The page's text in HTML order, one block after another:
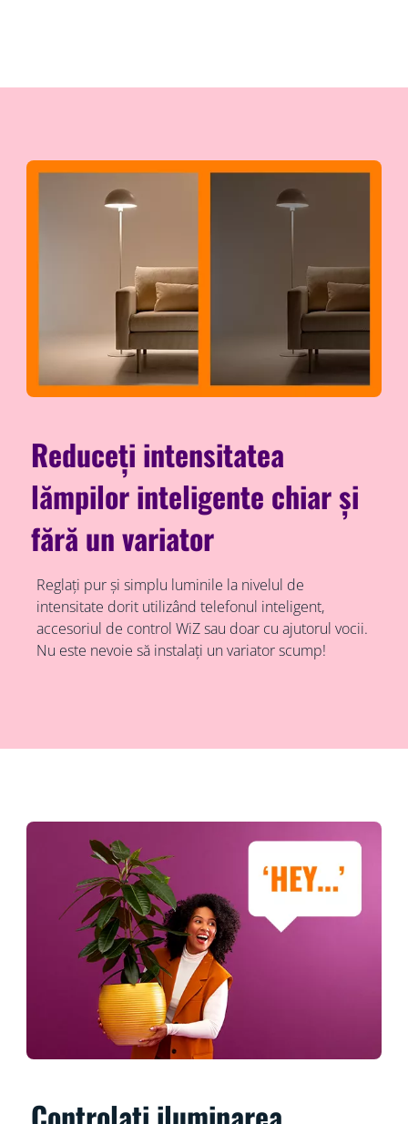
Reduceți intensitatea
lămpilor inteligente chiar și
fără un variator
Reglați pur și simplu luminile la nivelul de
intensitate dorit utilizând telefonul inteligent,
accesoriul de control WiZ sau doar cu ajutorul vocii.
Nu este nevoie să instalați un variator scump!